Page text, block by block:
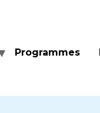
Programmes